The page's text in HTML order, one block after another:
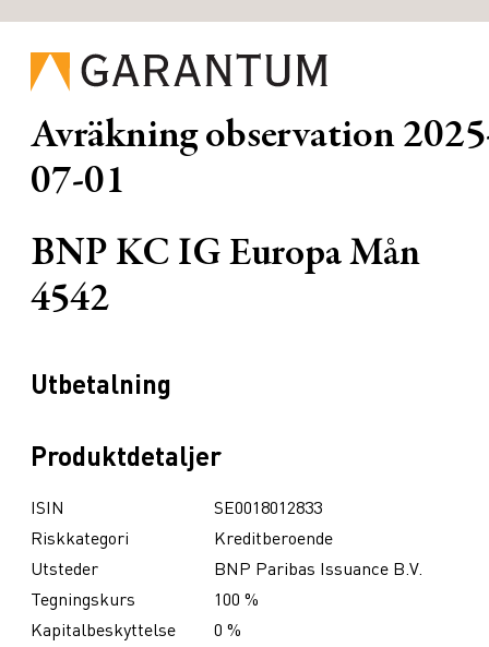
Avräkning observation
07-01
BNP KC IG Europa Mån
4542
Utbetalning
Produktdetaljer
ISIN
SE0018012833
Riskkategori
Kreditberoende
Utsteder
BNP Paribas Issuance B.V.
Tegningskurs
100 %
Kapitalbeskyttelse
0 %